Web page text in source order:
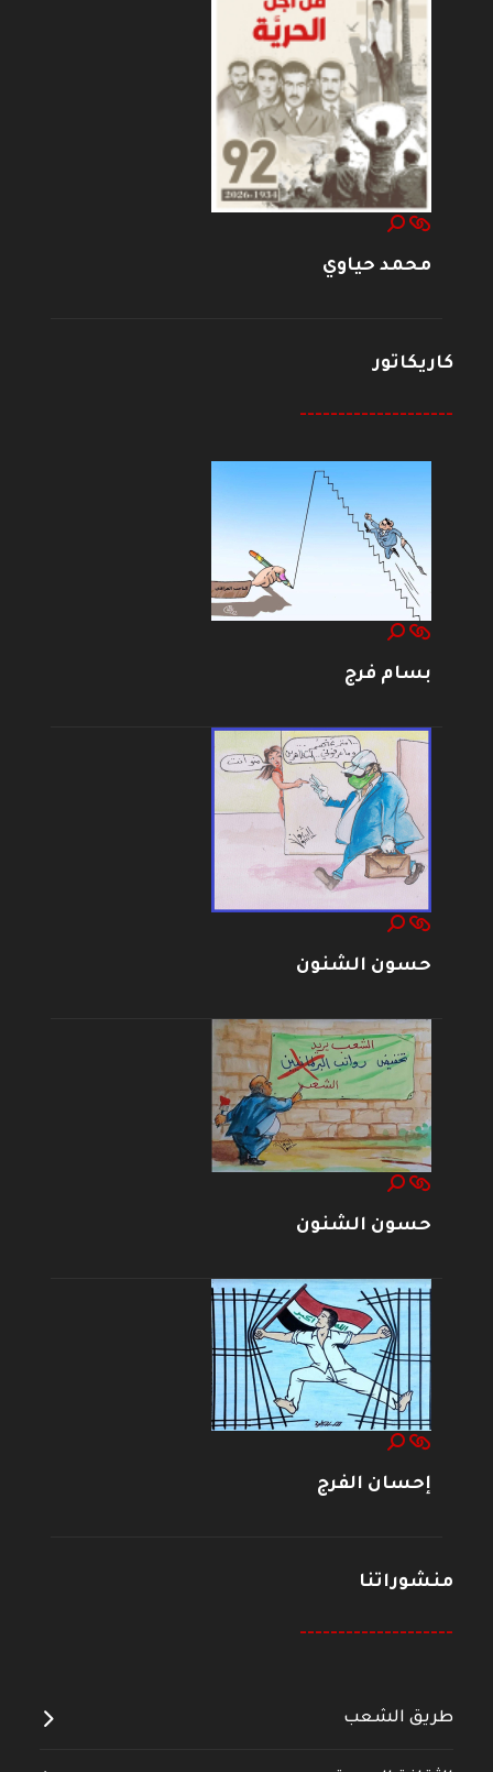
محمد حياوي
كاريكاتور
--------------------
بسام فرج
حسون الشنون
حسون الشنون
إحسان الفرج
منشوراتنا
--------------------
طريق الشعب